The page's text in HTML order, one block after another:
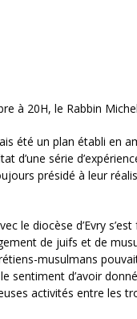
à 20H, le Rabbin
été un plan établi en
d’une série
présidé à leur
le diocèse d’Evry
de juifs et de
musulmans
sentiment d’avoir
activités entre les